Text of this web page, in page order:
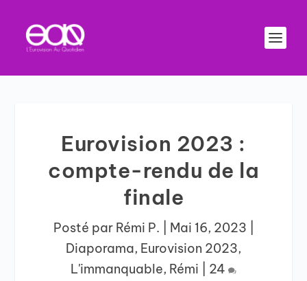
Eurovision 2023 :
compte-rendu de la
finale
Posté par Rémi P. Mai 16, 2023
Diaporama, Eurovision 2023,
L'immanquable, Rémi 24